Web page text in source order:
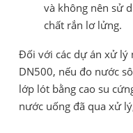
và không nên sử
chất rắn lơ lửng.
Đối với các dự án xử lý
DN500, nếu đo nước
lớp lót bằng cao su
nước uống đã qua xử